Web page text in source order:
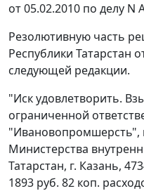
от 05.02.2010 по делу N
Резолютивную часть
Республики Татарстан
следующей редакции.
"Иск удовлетворить.
ограниченной
"Ивановопромшерсть",
Министерства
Татарстан, г. Казань,
1893 руб. 82 коп.